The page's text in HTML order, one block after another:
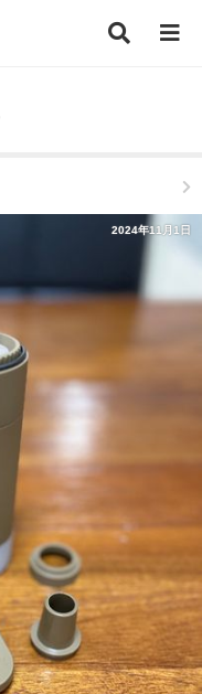
2024年11月1日